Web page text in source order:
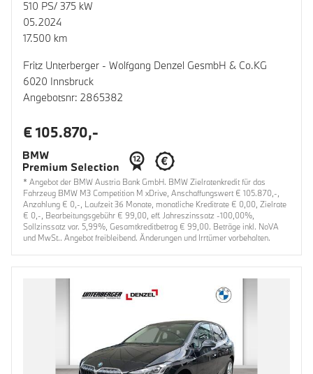
510 PS/ 375 kW
05.2024
17.500 km
Fritz Unterberger - Wolfgang Denzel GesmbH & Co.KG
6020 Innsbruck
Angebotsnr: 2865382
€ 105.870,-
* Angebot der BMW Austria Bank GmbH. BMW Zielratenkredit für das
Fahrzeug BMW M3 Competition M xDrive, Anschaffungswert € 105.870,-,
Anzahlung € 0,-, Laufzeit 36 Monate, monatliche Kreditrate € 0,00, Zielrate
€ 0,-, Bearbeitungsgebühr € 99,00, eff. Jahreszinssatz -100,00%,
Sollzinssatz var. 5,99%, Gesamtkreditbetrag € 99,00. Beträge inkl. NoVA
und MwSt.. Angebot freibleibend. Änderungen und Irrtümer vorbehalten.